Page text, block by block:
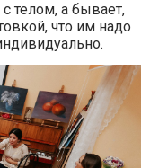
телом, а бывает,
что им надо